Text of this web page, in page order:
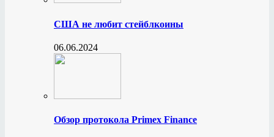
США не любит стейблкоины
06.06.2024
Обзор протокола Primex Finance